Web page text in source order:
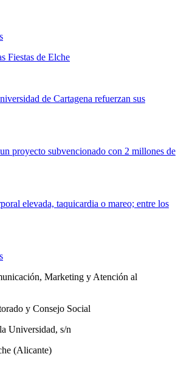
Fiestas de Elche
de Cartagena refuerzan sus
proyecto subvencionado con 2 millones de
elevada, taquicardia o mareo; entre los
Marketing y Atención al
y Consejo Social
Universidad, s/n
(Alicante)